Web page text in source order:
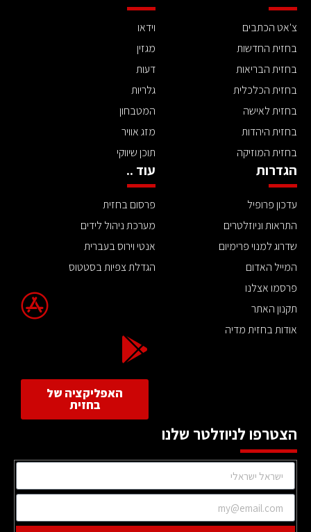
צ'אט הכתבים
בחזית החדשות
בחזית הבריאות
בחזית הכלכלית
בחזית לאישה
בחזית היהדות
בחזית המוזיקה
וידאו
מגזין
דעות
גלריות
המטבחון
מזג אוויר
תוכן שיווקי
הגדרות
עדכון פרופיל
התראות וניוזלטרים
שדרוג למנוי פרימיום
המייל האדום
פרסמו אצלנו
תקנון האתר
אודות בחזית מדיה
עוד ..
פרסום בחזית
מערכת ניהול לידים
אנטי וירוס בעברית
הגדלת צפיות בסטטוס
האפליקציה של
בחזית
הצטרפו לניוזלטר שלנו